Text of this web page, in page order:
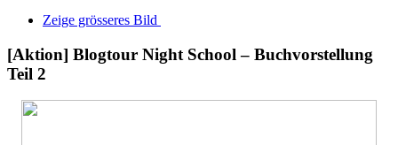
Zeige grösseres Bild
[Aktion] Blogtour Night School – Buchvorstellung
Teil 2